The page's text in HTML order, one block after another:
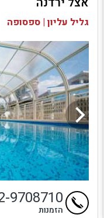
בדיקת זמינות ומחירים
גליל עליון | ספסופה
9708710
הזמנות